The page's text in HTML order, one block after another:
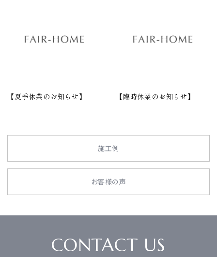
【夏季休業のお知らせ】 【臨時休業のお知らせ】
施工例
お客様の声
CONTACT US